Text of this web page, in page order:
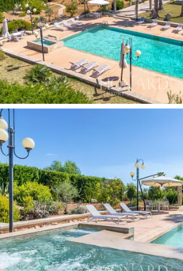
párbeszédben a természettel. Az
egyedülálló sajátossága, hogy egy ősi
kőépületben található, a főtesttől
kertben több évszázados olajfák védik.
Kint van hely egy helyi étteremnek,két
úszómedencének, az egyik sós vizű
napozóterekkel,
gyógyfürdővel
. Az ingatlan parkja
tipikus szennyeződésmentes kertjét
Az olyan értékes növényfajok őrzője,
évszázados olajfák, fügefák,
fenséges eukaliptuszok, ez a kert egy
paradicsom, amely segít regenerálódni
belső békét.